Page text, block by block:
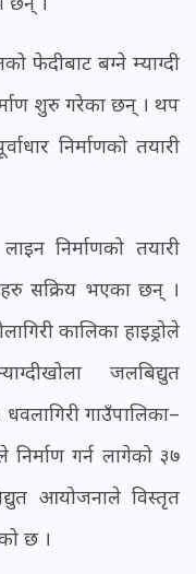
फेदीबाट बग्ने म्याग्दी
शुरु गरेका छन् । थप
निर्माणको तयारी
निर्माणको तयारी
सक्रिय भएका छन् ।
कालिका हाइड्रोले
जलबिद्युत
गाउँपालिका–
निर्माण गर्न लागेको ३७
आयोजनाले विस्तृत
छ ।